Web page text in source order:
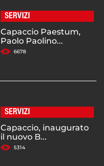
SERVIZI
Capaccio Paestum,
Paolo Paolino...
6678
SERVIZI
Capaccio, inaugurato
il nuovo B...
5314